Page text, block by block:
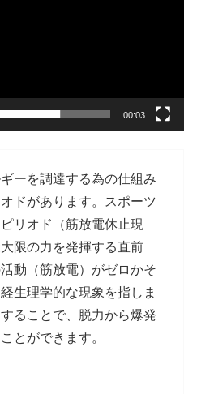
00:03
ーを調達する為の仕組み
ドがあります。スポーツ
リオド（筋放電休止現
限の力を発揮する直前
動（筋放電）がゼロかそ
生理学的な現象を指しま
ることで、脱力から爆発
とができます。